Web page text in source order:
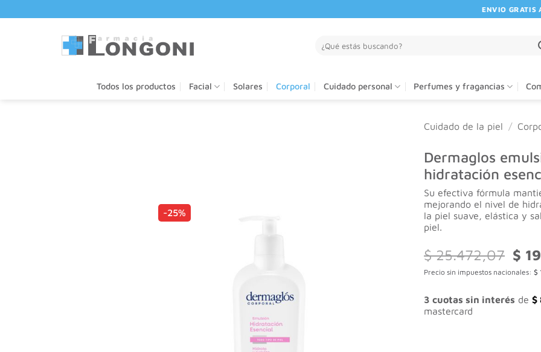
al
ENVIO GRATIS A
por:
Todos los productos Facial Solares Corporal Cuidado personal Perfumes y fragancias
-25%
Cuidado de la piel /
Dermaglos
hidratación
Su efectiva fórmula
mejorando el nivel de
la piel suave, elástica y
piel.
$25.472,07 El
$
$
Precio sin impuestos nacionales: $
3 cuotas sin interés de $
mastercard